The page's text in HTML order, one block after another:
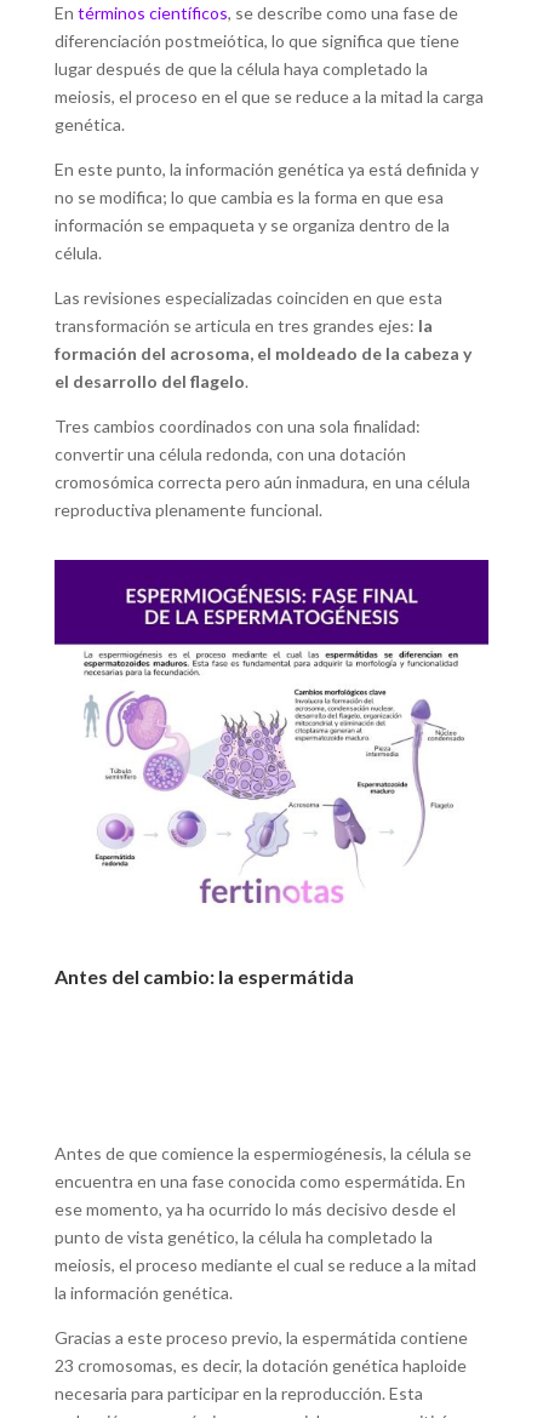
En términos científicos, se describe como una fase de
diferenciación postmeiótica, lo que significa que tiene
lugar después de que la célula haya completado la
meiosis, el proceso en el que se reduce a la mitad la carga
genética.
En este punto, la información genética ya está definida y
no se modifica; lo que cambia es la forma en que esa
información se empaqueta y se organiza dentro de la
célula.
Las revisiones especializadas coinciden en que esta
transformación se articula en tres grandes ejes: la
formación del acrosoma, el moldeado de la cabeza y
el desarrollo del flagelo.
Tres cambios coordinados con una sola finalidad:
convertir una célula redonda, con una dotación
cromosómica correcta pero aún inmadura, en una célula
reproductiva plenamente funcional.
Antes del cambio: la espermátida
Antes de que comience la espermiogénesis, la célula se
encuentra en una fase conocida como espermátida. En
ese momento, ya ha ocurrido lo más decisivo desde el
punto de vista genético, la célula ha completado la
meiosis, el proceso mediante el cual se reduce a la mitad
la información genética.
Gracias a este proceso previo, la espermátida contiene
23 cromosomas, es decir, la dotación genética haploide
necesaria para participar en la reproducción. Esta